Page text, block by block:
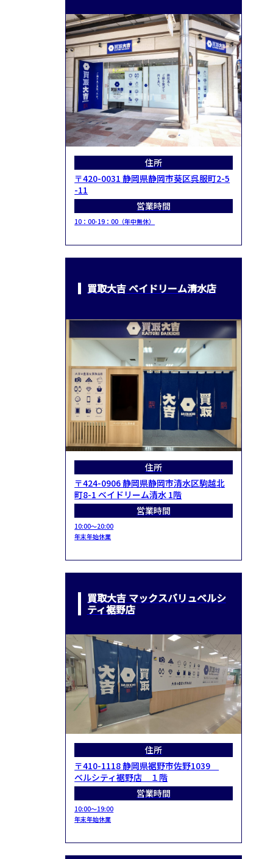
住所
〒420-0031 静岡県静岡市葵区呉服町2-5
-11
営業時間
10：00-19：00（年中無休）
買取大吉 ベイドリーム清水店
住所
〒424-0906 静岡県静岡市清水区駒越北
町8-1 ベイドリーム清水 1階
営業時間
10:00～20:00
年末年始休業
買取大吉 マックスバリュベルシ
ティ裾野店
住所
〒410-1118 静岡県裾野市佐野1039
ベルシティ裾野店 １階
営業時間
10:00～19:00
年末年始休業